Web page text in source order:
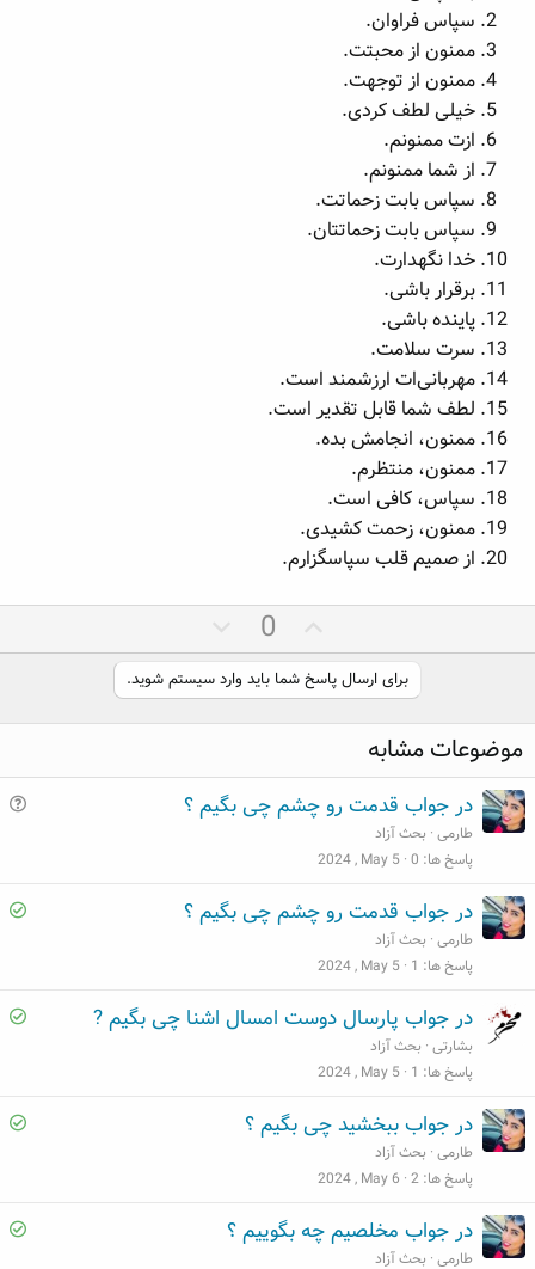
سپاس فراوان.
ممنون از محبتت.
ممنون از توجهت.
خیلی لطف کردی.
ازت ممنونم.
از شما ممنونم.
سپاس بابت زحماتت.
سپاس بابت زحماتتان.
خدا نگهدارت.
برقرار باشی.
پاینده باشی.
سرت سلامت.
مهربانی‌ات ارزشمند است.
لطف شما قابل تقدیر است.
ممنون، انجامش بده.
ممنون، منتظرم.
سپاس، کافی است.
ممنون، زحمت کشیدی.
از صمیم قلب سپاسگزارم.
ا
ی
م
ب
ت
0
ا
ی
م
ف
ی
برای ارسال پاسخ شما باید وارد سیستم شوید.
موضوعات مشابه
در جواب قدمت رو چشم چی بگیم ؟
طارمی بحث آزاد
پاسخ ها 0
2024 , May 5
S
e
در جواب قدمت رو چشم چی بگیم ؟
طارمی بحث آزاد
پاسخ ها 1
2024 , May 5
S
e
در جواب پارسال دوست امسال اشنا چی بگیم ?
بشارتی بحث آزاد
پاسخ ها 1
2024 , May 5
S
e
در جواب ببخشید چی بگیم ؟
طارمی بحث آزاد
پاسخ ها 2
2024 , May 6
S
در جواب مخلصيم چه بگوييم ؟
طارمی بحث آزاد